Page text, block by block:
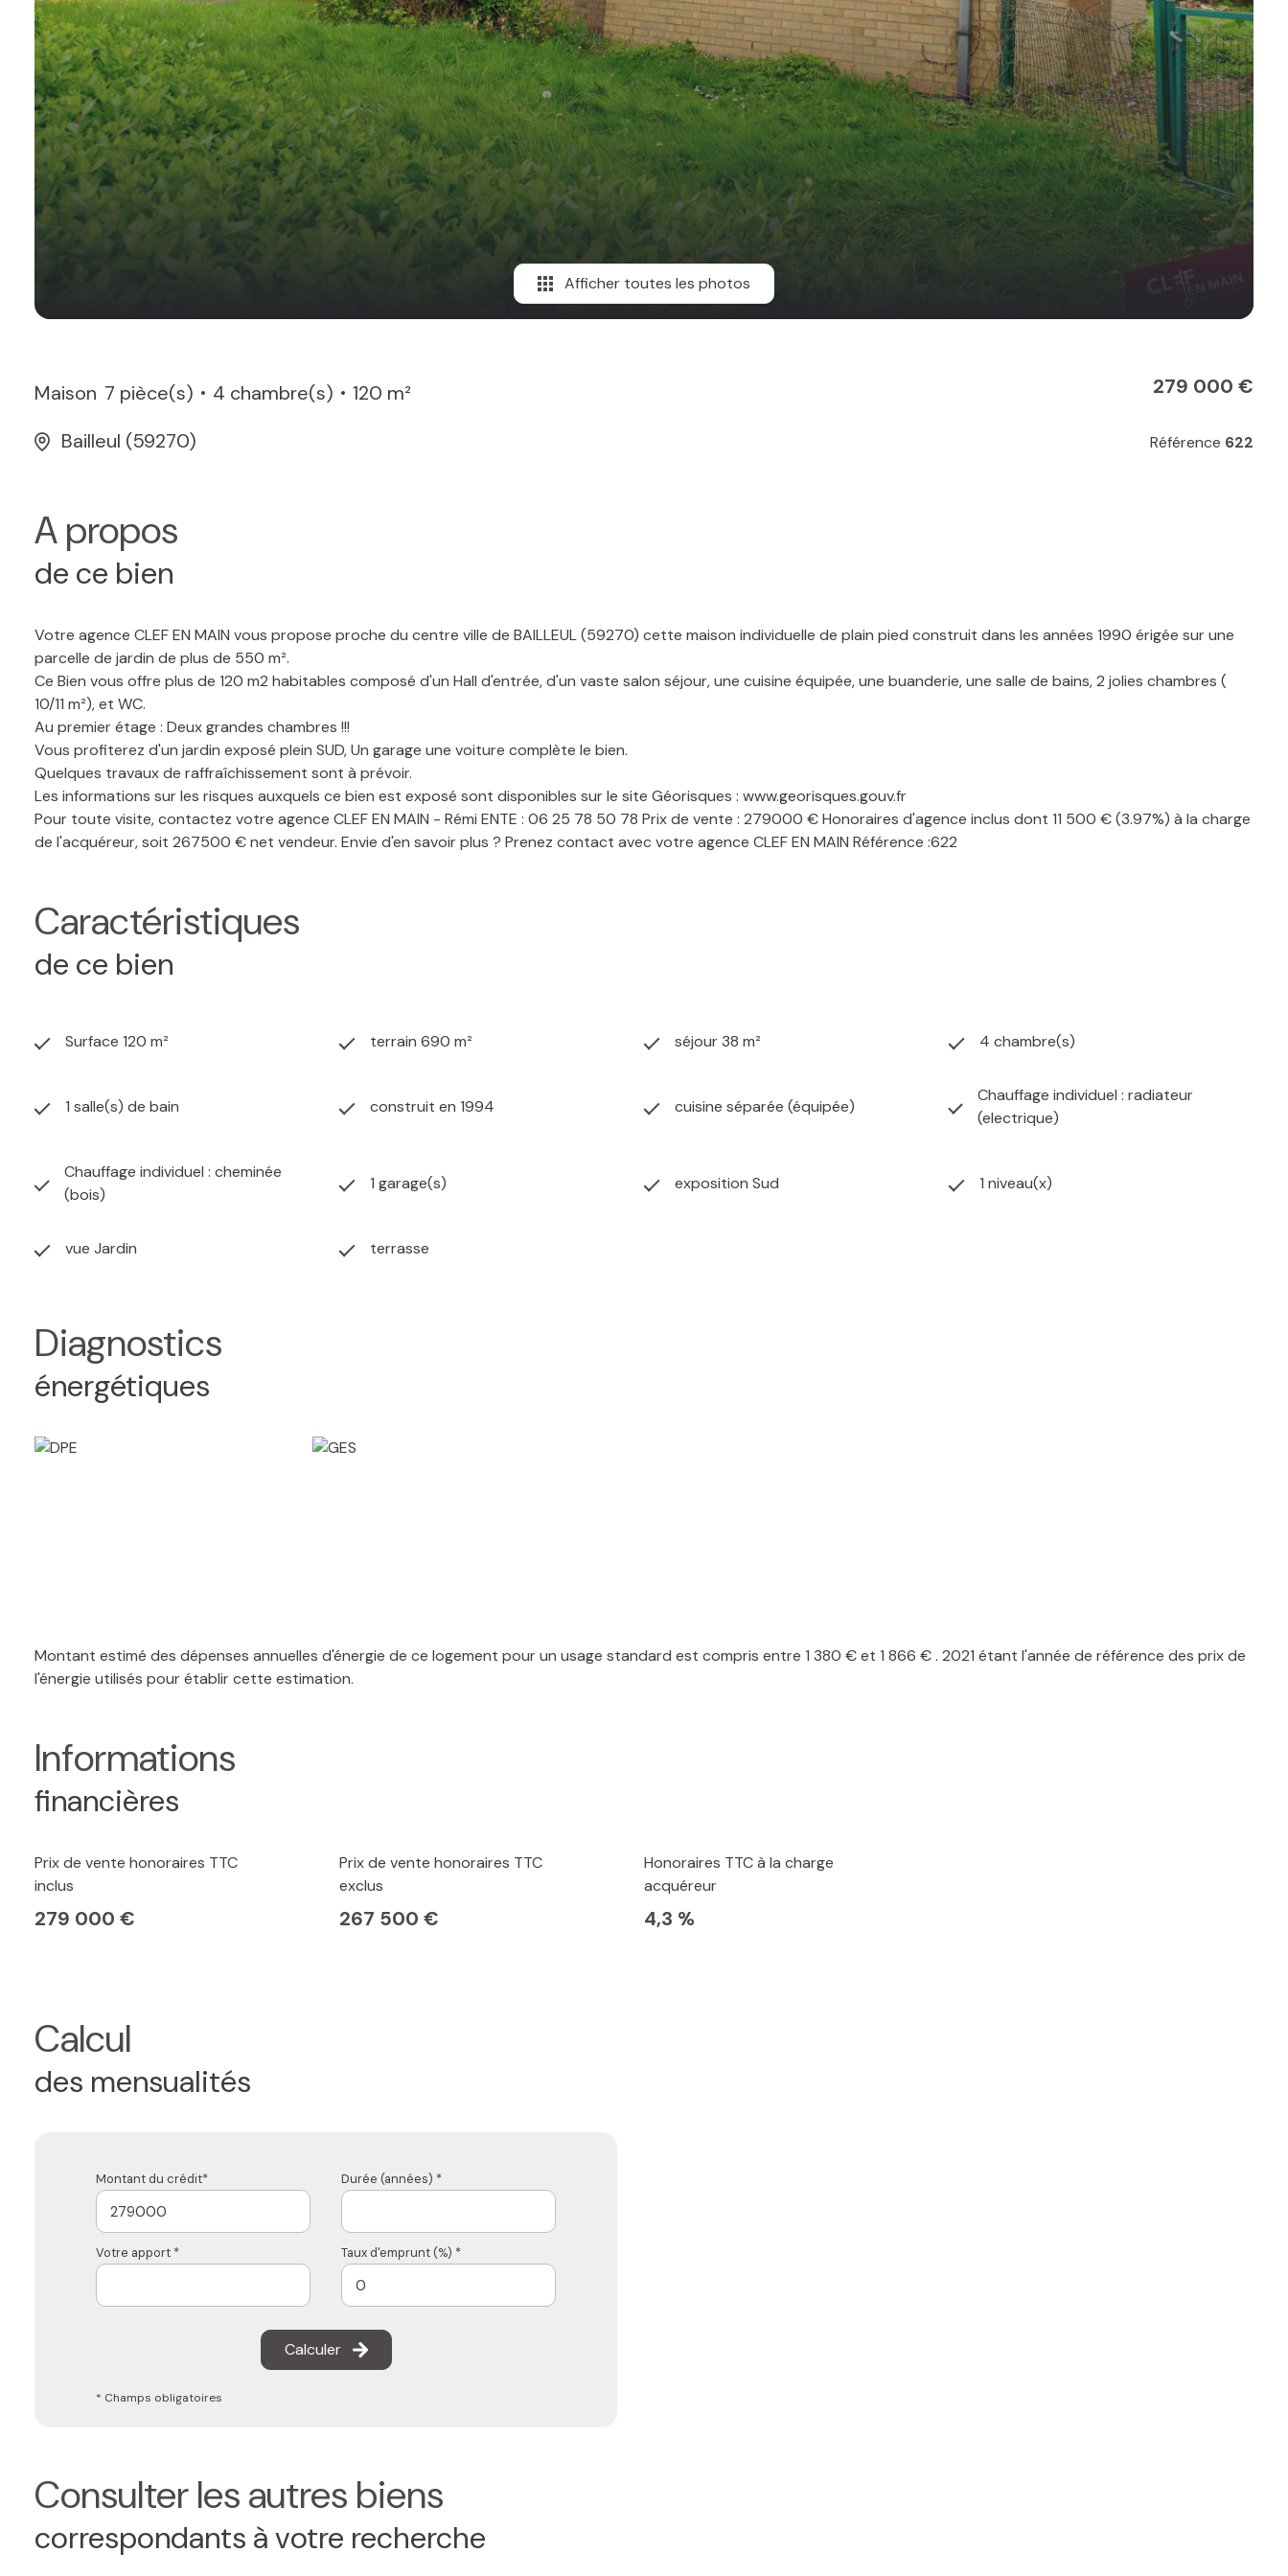
Afficher toutes les photos
Maison 7 pièce(s) 4 chambre(s)
120 m²
Bailleul (59270)
279 000 €
Référence 622
A propos
de ce bien
Votre agence CLEF EN MAIN vous propose proche du centre ville de BAILLEUL (59270) cette maison individuelle de plain pied construit dans les années 1990 érigée sur une
parcelle de jardin de plus de 550 m².
Ce Bien vous offre plus de 120 m2 habitables composé d'un Hall d'entrée, d'un vaste salon séjour, une cuisine équipée, une buanderie, une salle de bains, 2 jolies chambres (
10/11 m²), et WC.
Au premier étage : Deux grandes chambres !!!
Vous profiterez d'un jardin exposé plein SUD, Un garage une voiture complète le bien.
Quelques travaux de raffraîchissement sont à prévoir.
Les informations sur les risques auxquels ce bien est exposé sont disponibles sur le site Géorisques : www.georisques.gouv.fr
Pour toute visite, contactez votre agence CLEF EN MAIN - Rémi ENTE : 06 25 78 50 78 Prix de vente : 279000 € Honoraires d'agence inclus dont 11 500 € (3.97%) à la charge
de l'acquéreur, soit 267500 € net vendeur. Envie d'en savoir plus ? Prenez contact avec votre agence CLEF EN MAIN Référence :622
Caractéristiques
de ce bien
Surface 120 m² terrain 690 m² séjour 38 m² 4 chambre(s)
1 salle(s) de bain construit en 1994 cuisine séparée (équipée)
Chauffage individuel : radiateur
(electrique)
Chauffage individuel : cheminée
(bois)
1 garage(s) exposition Sud 1 niveau(x)
vue Jardin terrasse
Diagnostics
énergétiques
Montant estimé des dépenses annuelles d'énergie de ce logement pour un usage standard est compris entre 1 380 € et 1 866 € . 2021 étant l'année de référence des prix de
l'énergie utilisés pour établir cette estimation.
Informations
financières
Prix de vente honoraires TTC
inclus
279 000 €
Prix de vente honoraires TTC
exclus
267 500 €
Honoraires TTC à la charge
acquéreur
4,3 %
Calcul
des mensualités
Montant du crédit* Durée (années) *
Votre apport * Taux d'emprunt (%) *
Calculer
* Champs obligatoires
Consulter les autres biens
correspondants à votre recherche